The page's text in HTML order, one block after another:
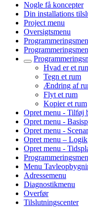
Nogle få koncepter
Din installations
Project menu
Oversigtsmenu
Hvad er et
Tegn et rum
Ændring af
Flyt et rum
Kopier et rum
Opret menu - Tilføj
Opret menu -
Opret menu -
Opret menu – Logik
Opret menu -
Menu
Adressemenu
Diagnostikmenu
Overfør
Tilslutningscenter